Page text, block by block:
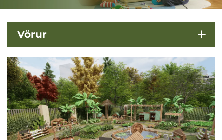
Um Okkur
Vörur
Fréttir
Mál
Sækja
Vörur